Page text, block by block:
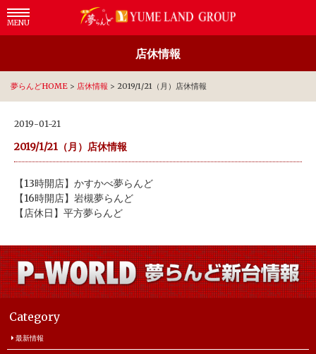
MENU
店休情報
夢らんどHOME > 店休情報 > 2019/1/21（月）店休情報
2019-01-21
2019/1/21（月）店休情報
【13時開店】かすかべ夢らんど
【16時開店】岩槻夢らんど
【店休日】平方夢らんど
Category
最新情報